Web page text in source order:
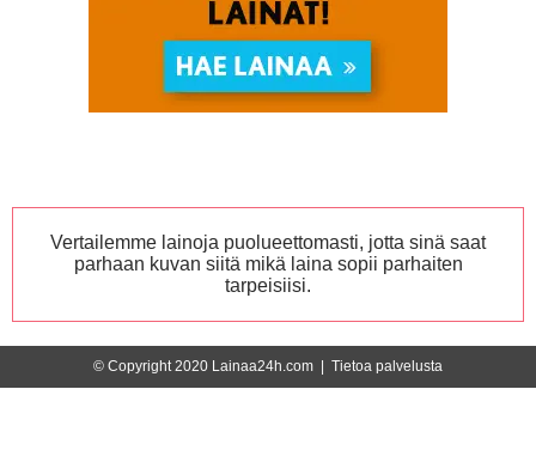
Vertailemme lainoja puolueettomasti, jotta sinä saat
parhaan kuvan siitä mikä laina sopii parhaiten
tarpeisiisi.
© Copyright 2020 Lainaa24h.com | Tietoa palvelusta